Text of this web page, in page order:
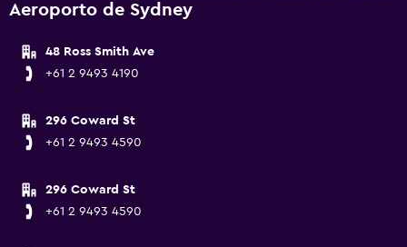
Aeroporto de Sydney
48 Ross Smith Ave
+61 2 9493 4190
296 Coward St
+61 2 9493 4590
296 Coward St
+61 2 9493 4590